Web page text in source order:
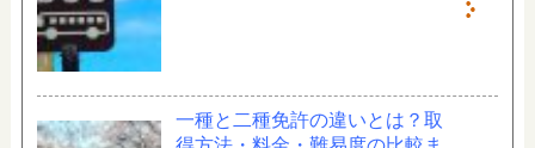
一種と二種免許の違いとは？取